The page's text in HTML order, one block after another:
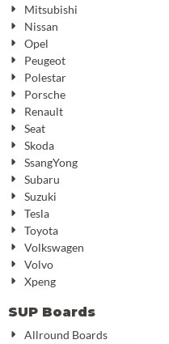
Mitsubishi
Nissan
Opel
Peugeot
Polestar
Porsche
Renault
Seat
Skoda
SsangYong
Subaru
Suzuki
Tesla
Toyota
Volkswagen
Volvo
Xpeng
SUP Boards
Allround Boards